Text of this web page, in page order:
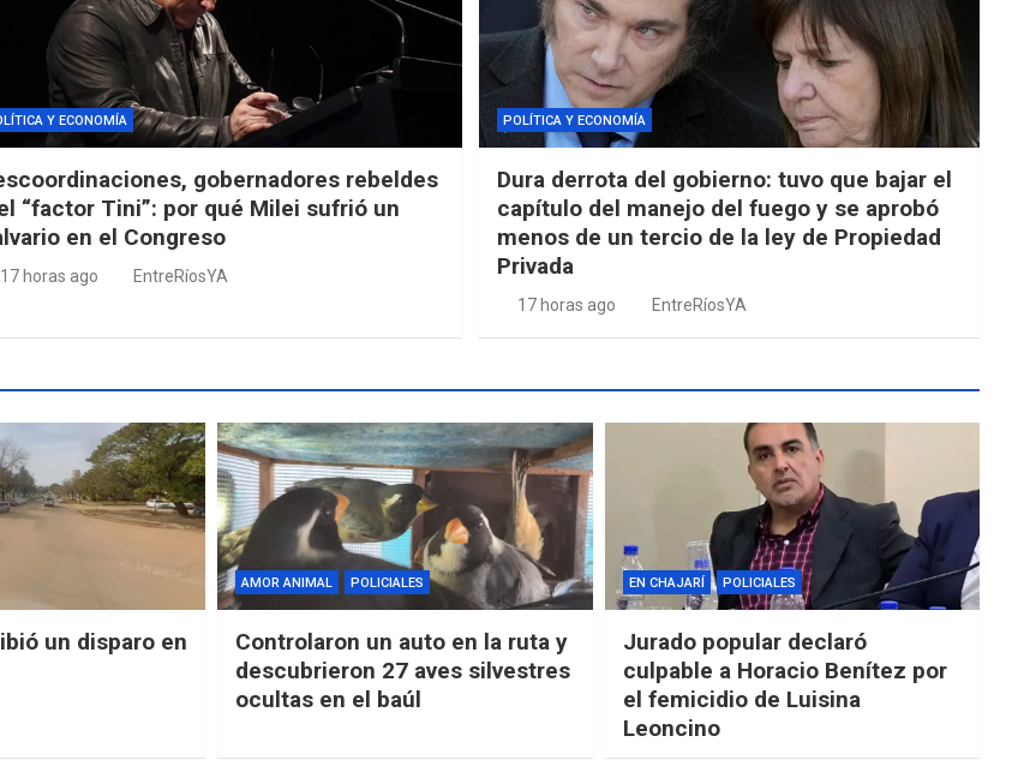
Y ECONOMÍA
gobernadores rebeldes
“factor Tini”: por qué Milei sufrió un
en el Congreso
17 horas ago EntreRíosYA
POLÍTICA Y ECONOMÍA
Dura derrota del gobierno: tuvo que bajar el
capítulo del manejo del fuego y se aprobó
menos de un tercio de la ley de Propiedad
Privada
17 horas ago EntreRíosYA
un disparo en
AMOR ANIMAL POLICIALES
Controlaron un auto en la ruta y
descubrieron 27 aves silvestres
ocultas en el baúl
EN CHAJARÍ POLICIALES
Jurado popular declaró
culpable a Horacio Benítez por
el femicidio de Luisina
Leoncino